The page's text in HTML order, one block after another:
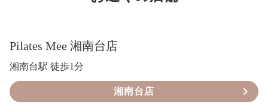
Pilates Mee 湘南台店
湘南台駅 徒歩1分
湘南台店